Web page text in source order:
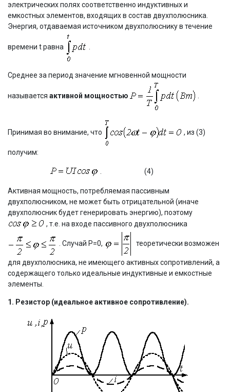
электрических полях соответственно индуктивных и
емкостных элементов, входящих в состав двухполюсника.
Энергия, отдаваемая источником двухполюснику в течение
времени t равна
Среднее за период значение мгновенной мощности
называется активной мощностью
Принимая во внимание, что , из (3)
получим:
(4)
Активная мощность, потребляемая пассивным
двухполюсником, не может быть отрицательной (иначе
двухполюсник будет генерировать энергию), поэтому
, т.е. на входе пассивного двухполюсника
. Случай Р=0, теоретически возможен
для двухполюсника, не имеющего активных сопротивлений, а
содержащего только идеальные индуктивные и емкостные
элементы.
1. Резистор (идеальное активное сопротивление).